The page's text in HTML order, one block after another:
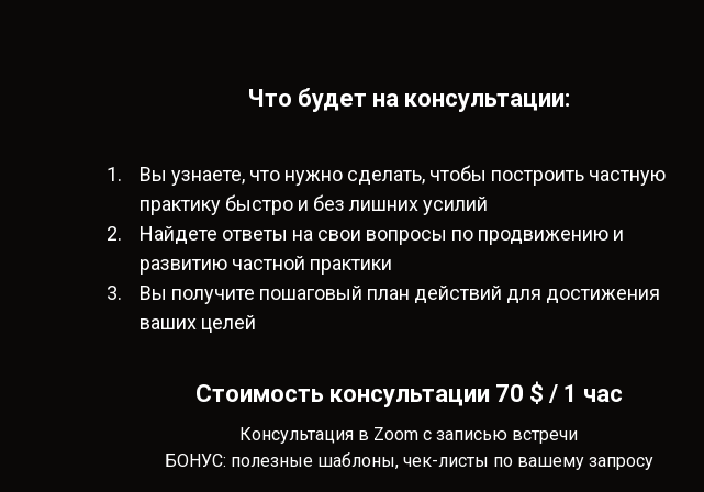
Что будет на консультации:
Вы узнаете, что нужно сделать, чтобы построить частную
практику быстро и без лишних усилий
Найдете ответы на свои вопросы по продвижению и
развитию частной практики
Вы получите пошаговый план действий для достижения
ваших целей
Стоимость консультации 70 $ / 1 час
Консультация в Zoom c записью встречи
БОНУС: полезные шаблоны, чек-листы по вашему запросу